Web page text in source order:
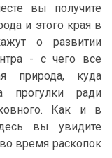
вы получите
и этого края в
о развитии
- с чего все
природа, куда
прогулки ради
Как и в
вы увидите
время раскопок